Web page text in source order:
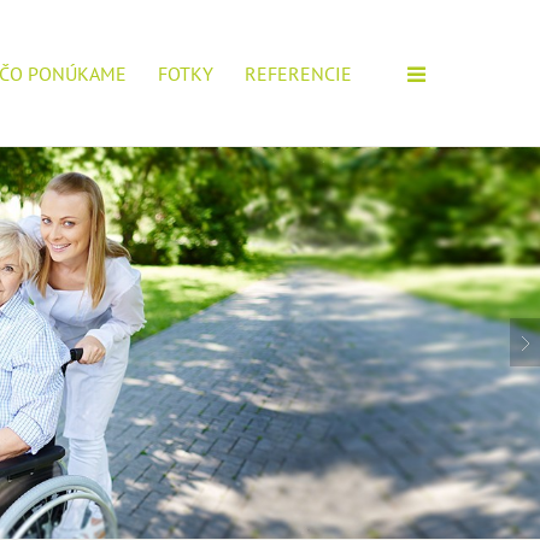
ČO PONÚKAME FOTKY REFERENCIE
ZARIADENÍ!POŠTITE SI ŽIADOSŤ.